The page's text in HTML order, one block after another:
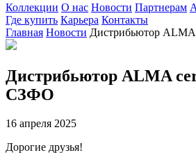
Коллекции О нас Новости Партнерам
Где купить Карьера Контакты
Главная Новости Дистрибьютор
Дистрибьютор ALMA
СЗФО
16 апреля 2025
Дорогие друзья!